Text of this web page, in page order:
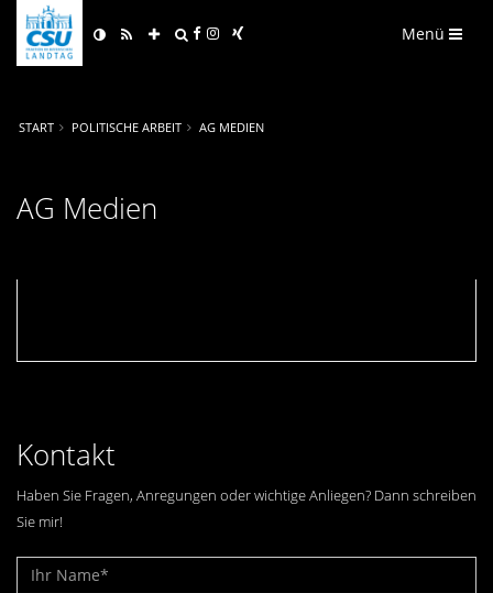
Menü
START POLITISCHE ARBEIT AG MEDIEN
AG Medien
Kontakt
Haben Sie Fragen, Anregungen oder wichtige Anliegen? Dann schreiben
Sie mir!